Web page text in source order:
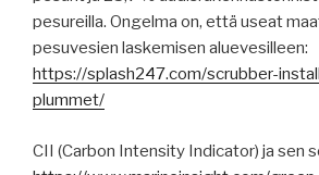
pesureilla. Ongelma on, että useat
pesuvesien laskemisen aluevesilleen:
https://splash247.com/scrubber-
plummet/
CII (Carbon Intensity Indicator) ja sen